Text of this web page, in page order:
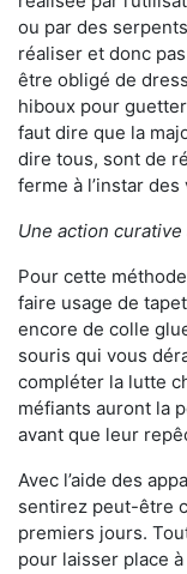
ou par des
réaliser et donc
être obligé de
hiboux pour
faut dire que la
dire tous, sont de
ferme à l’instar des
Une action
Pour cette
faire usage de
encore de colle
souris qui vous
compléter la lutte
méfiants auront la
avant que leur
Avec l’aide des
sentirez peut-être
premiers jours.
pour laisser place